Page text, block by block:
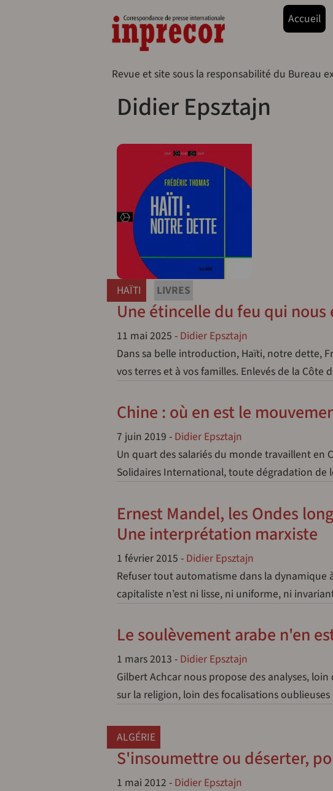
Navegação
Accueil
Revue et site sous la responsabilité du Bureau
Didier Epsztajn
HAÏTI LIVRES
Une étincelle du feu qui nous
11 mai 2025 - Didier Epsztajn
Dans sa belle introduction, Haïti, notre dette,
vos terres et à vos familles. Enlevés de la Côte
Chine : où en est le
7 juin 2019 - Didier Epsztajn
Un quart des salariés du monde travaillent en
Solidaires International, toute dégradation
Ernest Mandel, les Ondes
Une interprétation marxiste
1 février 2015 - Didier Epsztajn
Refuser tout automatisme dans la
capitaliste n’est ni lisse, ni uniforme, ni
Le soulèvement arabe n'en
1 mars 2013 - Didier Epsztajn
Gilbert Achcar nous propose des analyses,
sur la religion, loin des focalisations
ALGÉRIE
S'insoumettre ou déserter,
1 mai 2012 - Didier Epsztajn